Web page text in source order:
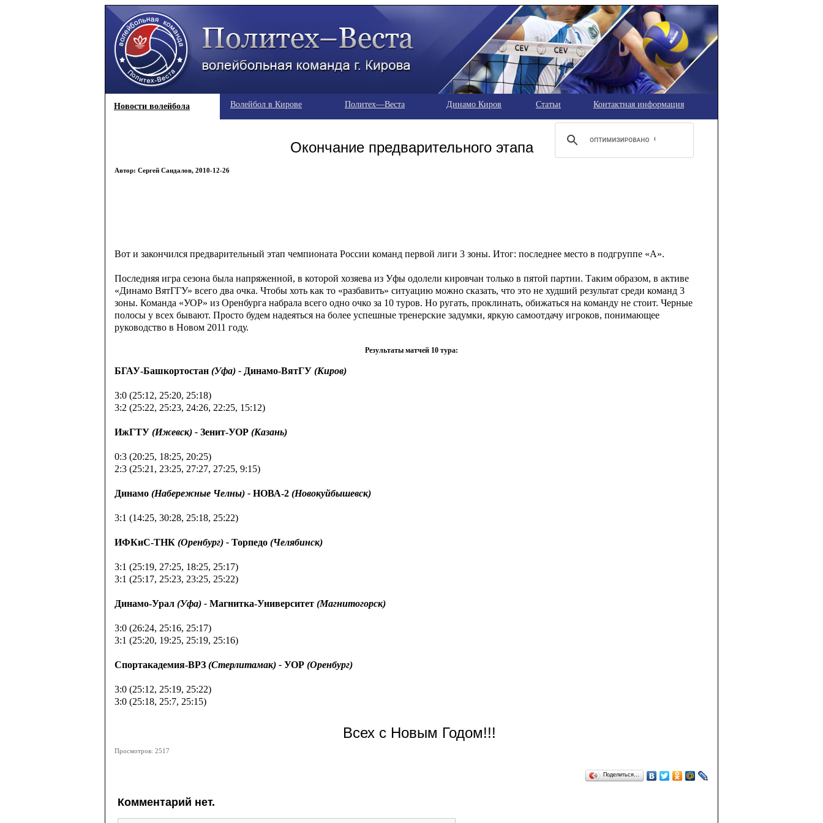
Новости волейбола Волейбол в Кирове Политех—Веста Динамо Киров Статьи Контактная информация
Окончание предварительного этапа
Автор: Сергей Сандалов, 2010-12-26
Вот и закончился предварительный этап чемпионата России команд первой лиги 3 зоны. Итог: последнее место в подгруппе «А».
Последняя игра сезона была напряженной, в которой хозяева из Уфы одолели кировчан только в пятой партии. Таким образом, в активе
«Динамо ВятГГУ» всего два очка. Чтобы хоть как то «разбавить» ситуацию можно сказать, что это не худший результат среди команд 3
зоны. Команда «УОР» из Оренбурга набрала всего одно очко за 10 туров. Но ругать, проклинать, обижаться на команду не стоит. Черные
полосы у всех бывают. Просто будем надеяться на более успешные тренерские задумки, яркую самоотдачу игроков, понимающее
руководство в Новом 2011 году.
Результаты матчей 10 тура:
БГАУ-Башкортостан (Уфа) - Динамо-ВятГУ (Киров)
3:0 (25:12, 25:20, 25:18)
3:2 (25:22, 25:23, 24:26, 22:25, 15:12)
ИжГТУ (Ижевск) - Зенит-УОР (Казань)
0:3 (20:25, 18:25, 20:25)
2:3 (25:21, 23:25, 27:27, 27:25, 9:15)
Динамо (Набережные Челны) - НОВА-2 (Новокуйбышевск)
3:1 (14:25, 30:28, 25:18, 25:22)
ИФКиС-ТНК (Оренбург) - Торпедо (Челябинск)
3:1 (25:19, 27:25, 18:25, 25:17)
3:1 (25:17, 25:23, 23:25, 25:22)
Динамо-Урал (Уфа) - Магнитка-Университет (Магнитогорск)
3:0 (26:24, 25:16, 25:17)
3:1 (25:20, 19:25, 25:19, 25:16)
Спортакадемия-ВРЗ (Стерлитамак) - УОР (Оренбург)
3:0 (25:12, 25:19, 25:22)
3:0 (25:18, 25:7, 25:15)
Всех с Новым Годом!!!
Просмотров: 2517
Поделиться…
Комментарий нет.